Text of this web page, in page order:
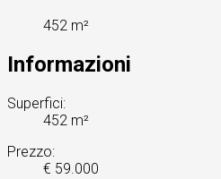
452 m²
Informazioni
Superfici:
452 m²
Prezzo:
€ 59.000